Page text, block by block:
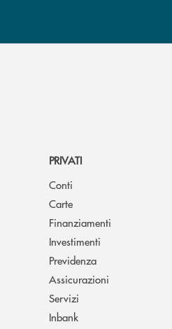
PRIVATI
Conti
Carte
Finanziamenti
Investimenti
Previdenza
Assicurazioni
Servizi
Inbank